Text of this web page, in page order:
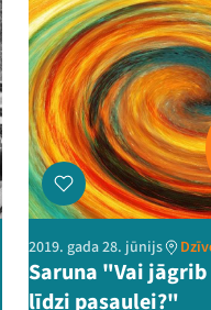
2019. gada 28. jūnijs
Saruna "Vai
līdzi pasaulei?"